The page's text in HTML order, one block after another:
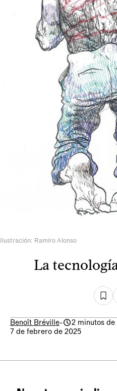
Ilustración: Ramiro Alonso
La
Benoît Bréville-
2 minutos
7 de febrero de 2025